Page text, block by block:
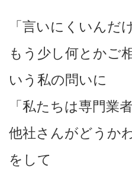
「言いにくいんだ
もう少し何とかご
いう私の問いに
「私たちは専門業
他社さんがどうか
をして